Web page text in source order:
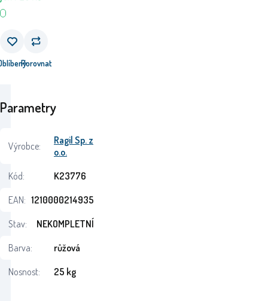
Porovnat
Parametry
Výrobce:
Ragil Sp. z
o.o.
Kód:
K23776
EAN: 1210000214935
Stav:
NEKOMPLETNÍ
Barva:
růžová
Nosnost:
25 kg